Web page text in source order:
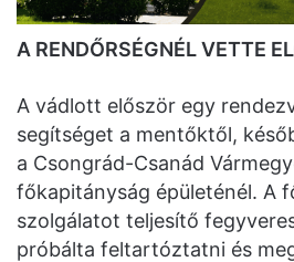
A RENDŐRSÉGNÉL VETTE
A vádlott először egy
segítséget a mentőktől,
a Csongrád-Csanád
főkapitányság épületénél. A
szolgálatot teljesítő
próbálta feltartóztatni és